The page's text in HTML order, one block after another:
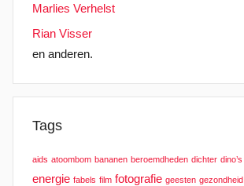
Marlies Verhelst
Rian Visser
en anderen.
Tags
aids atoombom bananen beroemdheden dichter dino’s
energie fabels film fotografie geesten gezondheid